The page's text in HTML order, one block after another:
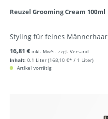
Reuzel Grooming Cream 100ml
Styling für feines Männerhaar
Inhalt: 0.1 Liter (168,10 €* / 1 Liter)
16,81 € inkl. MwSt. zzgl. Versand
Artikel vorrätig